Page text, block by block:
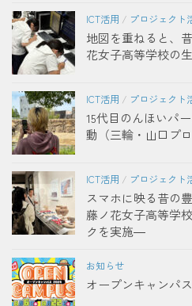
ICT活用 / プロジェクト
地図を重ねると、
花女子高等学校の
ICT活用 / プロジェクト
15代目のんほいパ
動（三輪・山口プロ
ICT活用 / プロジェクト
スマホに映る昔の
藤ノ花女子高等学
クを実施―
お知らせ
オープンキャンパ